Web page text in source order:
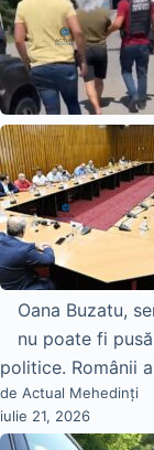
Oana Buzatu,
nu poate fi
politice. Românii
de Actual Mehedinți
iulie 21, 2026